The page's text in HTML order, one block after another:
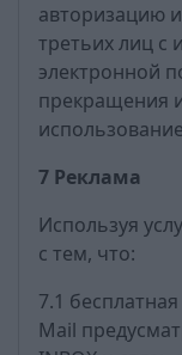
авторизацию
третьих лиц с
электронной
прекращения
7 Реклама
Используя
с тем, что:
7.1
Mail